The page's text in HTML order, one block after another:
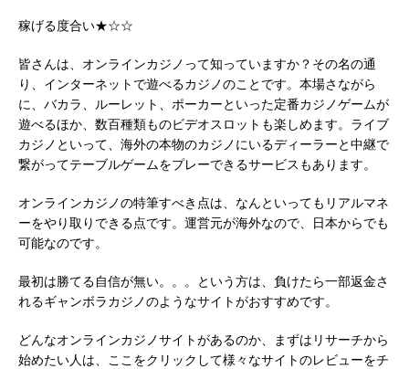
稼げる度合い★☆☆
皆さんは、オンラインカジノって知っていますか？その名の通
り、インターネットで遊べるカジノのことです。本場さながら
に、バカラ、ルーレット、ポーカーといった定番カジノゲームが
遊べるほか、数百種類ものビデオスロットも楽しめます。ライブ
カジノといって、海外の本物のカジノにいるディーラーと中継で
繋がってテーブルゲームをプレーできるサービスもあります。
オンラインカジノの特筆すべき点は、なんといってもリアルマネ
ーをやり取りできる点です。運営元が海外なので、日本からでも
可能なのです。
最初は勝てる自信が無い。。。という方は、負けたら一部返金さ
れるギャンボラカジノのようなサイトがおすすめです。
どんなオンラインカジノサイトがあるのか、まずはリサーチから
始めたい人は、ここをクリックして様々なサイトのレビューをチ